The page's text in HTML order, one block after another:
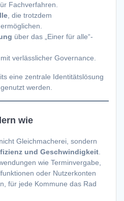
Fachverfahren.
, die trotzdem
über das „Einer für alle“-
mit verlässlicher Governance.
eine zentrale Identitätslösung
werden.
wie
Gleichmacherei, sondern
und Geschwindigkeit.
wie Terminvergabe,
oder Nutzerkonten
für jede Kommune das Rad